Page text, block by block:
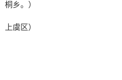
乡。）
虞区）